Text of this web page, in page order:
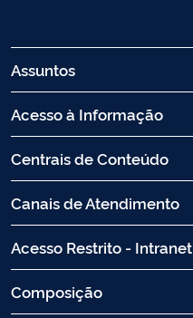
Assuntos
Acesso à Informação
Centrais de Conteúdo
Canais de Atendimento
Acesso Restrito - Intranet
Composição